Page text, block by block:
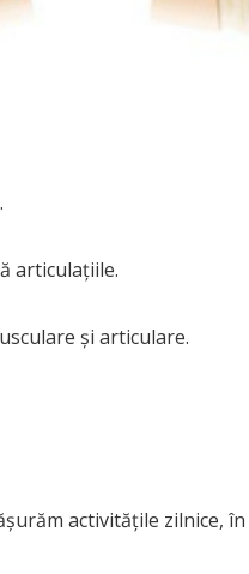
articulațiile.
și articulare.
activitățile zilnice,